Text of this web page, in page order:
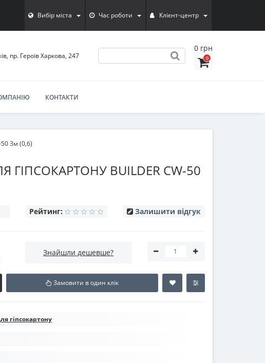
Вибір міста Час роботи Клієнт-центр
пр. Героїв Харкова, 247
0 грн
0
КОНТАКТИ
50 3м (0,6)
ГІПСОКАРТОНУ BUILDER CW-50
Рейтинг: Залишити відгук
Знайшли дешевше?
Замовити в один клік
гіпсокартону